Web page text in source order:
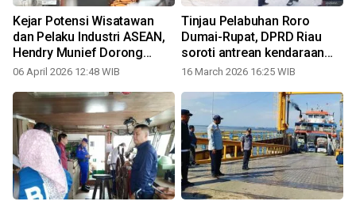
Kejar Potensi Wisatawan
dan Pelaku Industri ASEAN,
Hendry Munief Dorong
Percepatan Ro-Ro Dumai-
06 April 2026 12:48 WIB
Tinjau Pelabuhan Roro
Dumai-Rupat, DPRD Riau
soroti antrean kendaraan
jelang mudik
16 March 2026 16:25 WIB